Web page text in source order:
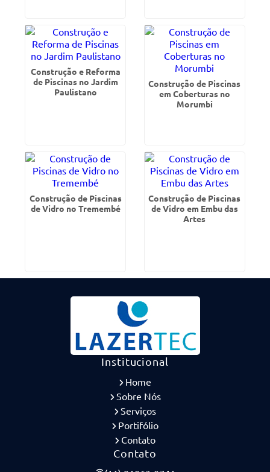
Construção e Reforma
de Piscinas no Jardim
Paulistano
Construção de Piscinas
em Coberturas no
Morumbi
Construção de Piscinas
de Vidro no Tremembé
Construção de Piscinas
de Vidro em Embu das
Artes
Institucional
Home
Sobre Nós
Serviços
Portifólio
Contato
Contato